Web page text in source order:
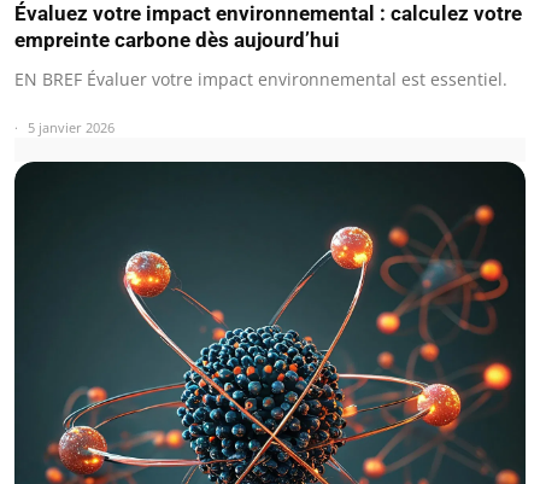
Évaluez votre impact environnemental : calculez votre
empreinte carbone dès aujourd’hui
EN BREF Évaluer votre impact environnemental est essentiel.
5 janvier 2026